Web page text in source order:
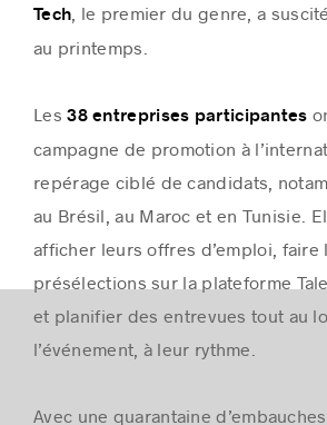
Tech, le premier du genre, a
au printemps.
Les38 entreprises participantes
campagne de promotion à
repérage ciblé de candidats,
au Brésil, au Maroc et en Tunisie.
afficher leurs offres d’emploi, faire
présélections sur la plateforme
et planifier des entrevues tout au
l’événement, à leur rythme.
Avec une quarantaine